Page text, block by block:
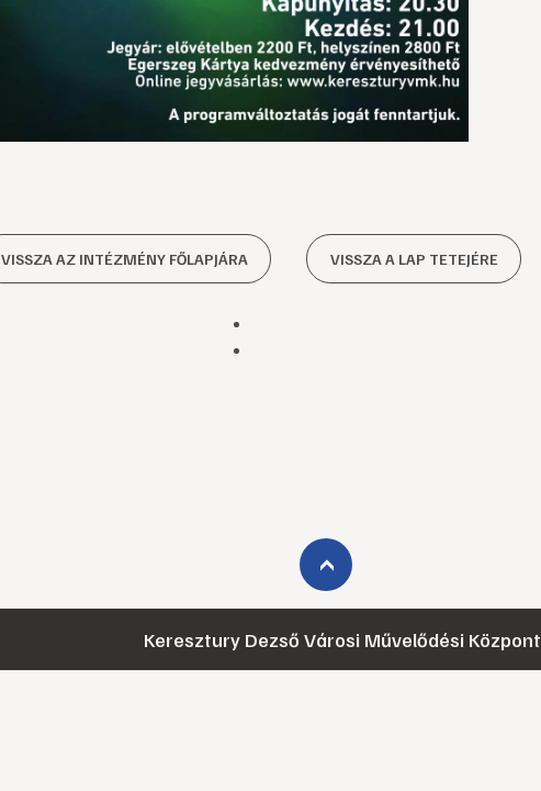
VISSZA AZ INTÉZMÉNY FŐLAPJÁRA VISSZA A LAP TETEJÉRE
›
Keresztury Dezső Városi Művelődési Központ